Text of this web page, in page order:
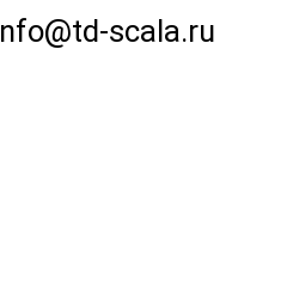
scala.ru